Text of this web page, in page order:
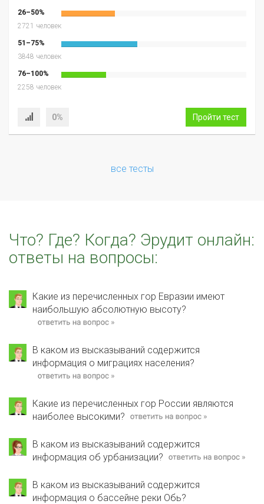
26–50%
2721 человек
51–75%
3848 человек
76–100%
2258 человек
0% Пройти тест
все тесты
Что? Где? Когда? Эрудит онлайн:
ответы на вопросы:
Какие из перечисленных гор Евразии имеют
наибольшую абсолютную высоту?
В каком из высказываний содержится
информация о миграциях населения?
Какие из перечисленных гор России являются
наиболее высокими?
В каком из высказываний содержится
информация об урбанизации?
В каком из высказываний содержится
информация о бассейне реки Обь?